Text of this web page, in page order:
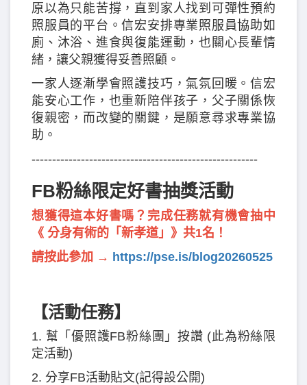
原以為只能苦撐，直到家人找到可彈性預約
照服員的平台。信宏安排專業照服員協助如
廁、沐浴、進食與復能運動，也關心長輩情
緒，讓父親獲得妥善照顧。
一家人逐漸學會照護技巧，氣氛回暖。信宏
能安心工作，也重新陪伴孩子，父子關係恢
復親密，而改變的關鍵，是願意尋求專業協
助。
-------------------------------------------------------
FB粉絲限定好書抽獎活動
想獲得這本好書嗎？完成任務就有機會抽中
《 分身有術的「新孝道」》共1名！
請按此參加 → https://pse.is/blog20260525
【活動任務】
1. 幫「優照護FB粉絲團」按讚 (此為粉絲限
定活動)
2. 分享FB活動貼文(記得設公開)